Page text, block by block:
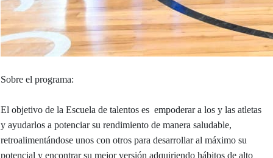
Sobre el programa:
El objetivo de la Escuela de talentos es empoderar a los y las atletas
y ayudarlos a potenciar su rendimiento de manera saludable,
retroalimentándose unos con otros para desarrollar al máximo su
potencial y encontrar su mejor versión adquiriendo hábitos de alto